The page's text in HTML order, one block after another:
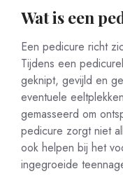
Wat is een
Een pedicure richt
Tijdens een
geknipt, gevijld en
eventuele
gemasseerd om
pedicure zorgt niet
ook helpen bij het
ingegroeide